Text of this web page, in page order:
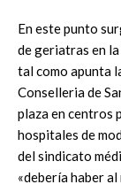
En este punto
de geriatras en
tal como apunta
Conselleria de
plaza en centros
hospitales de
del sindicato
«debería haber